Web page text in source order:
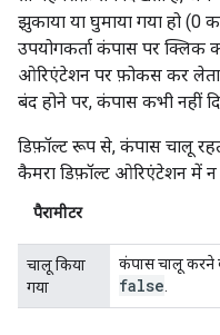
झुकाया या घुमाया गया हो (0
उपयोगकर्ता कंपास पर क्लिक
ओरिएंटेशन पर फ़ोकस कर
बंद होने पर, कंपास कभी नहीं
डिफ़ॉल्ट रूप से, कंपास चालू
कैमरा डिफ़ॉल्ट ओरिएंटेशन में न
पैरामीटर
चालू किया
गया
कंपास चालू करने
false.